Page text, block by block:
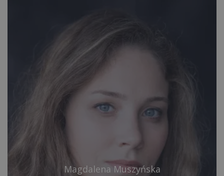
Magdalena Muszyńska